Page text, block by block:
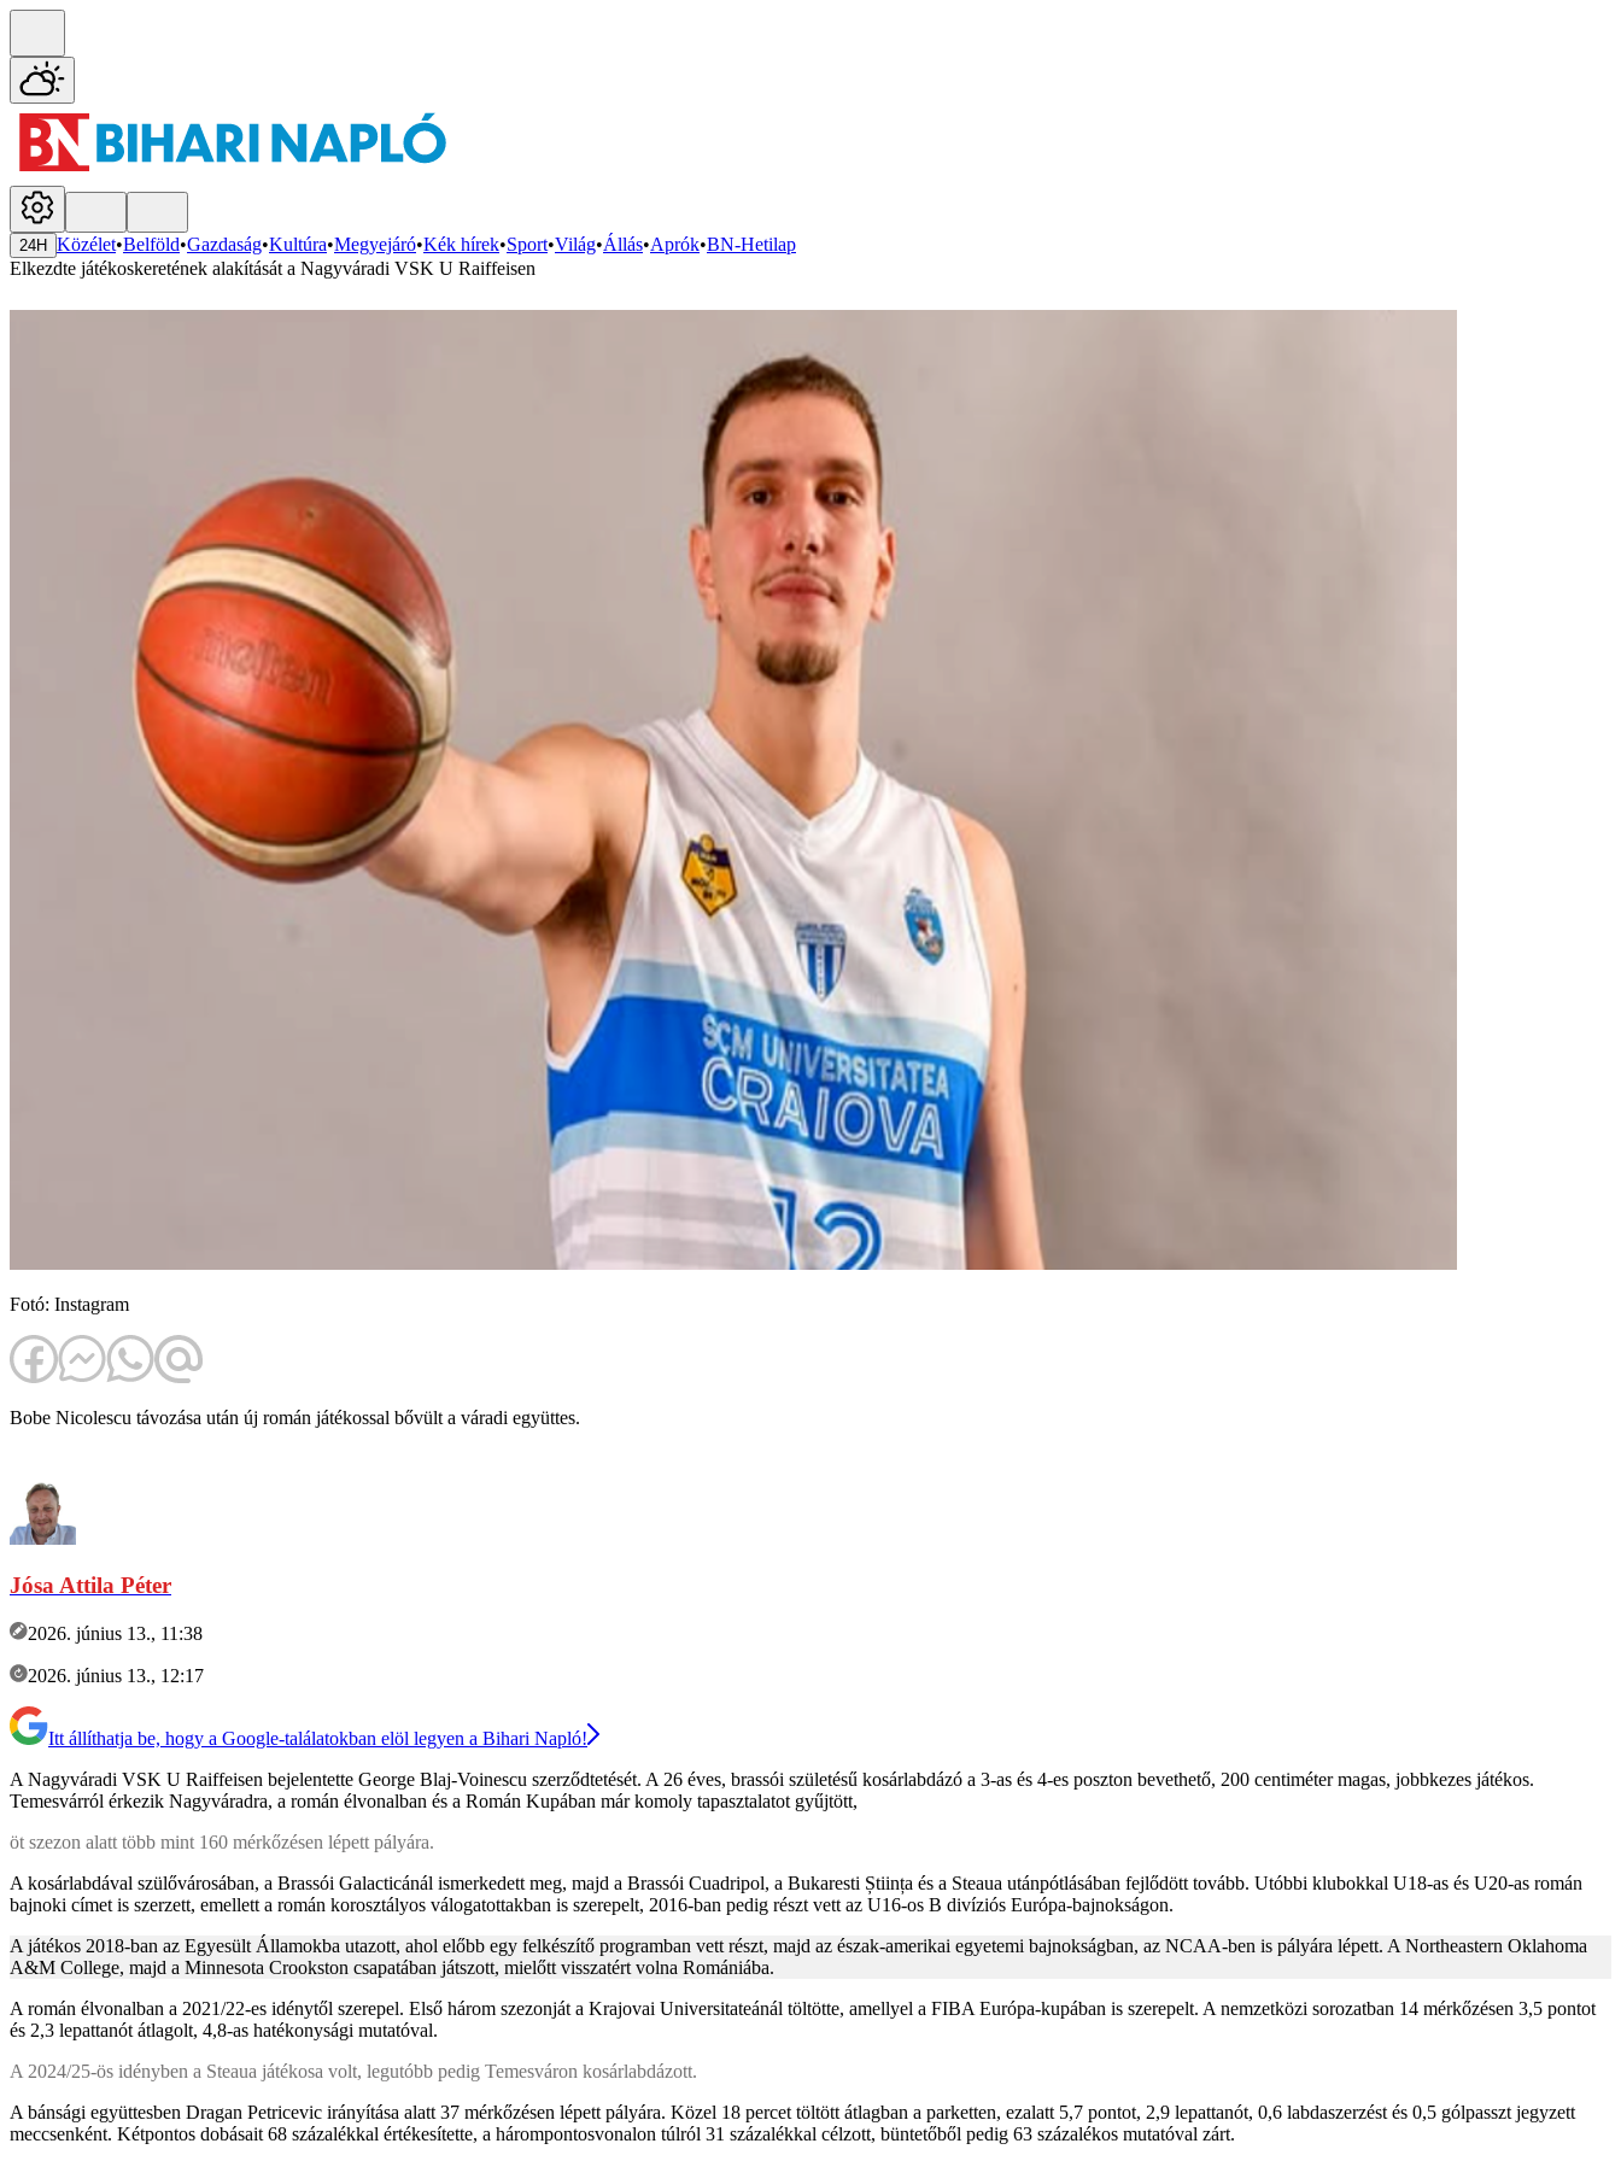
24H Közélet•Belföld•Gazdaság•Kultúra•Megyejáró•Kék hírek•Sport•Világ•Állás•Aprók•BN-Hetilap
Elkezdte játékoskeretének alakítását a Nagyváradi VSK U Raiffeisen
Fotó: Instagram
Bobe Nicolescu távozása után új román játékossal bővült a váradi együttes.
Jósa Attila Péter
2026. június 13., 11:38
2026. június 13., 12:17
Itt állíthatja be, hogy a Google-találatokban elöl legyen a Bihari Napló!
A Nagyváradi VSK U Raiffeisen bejelentette George Blaj-Voinescu szerződtetését. A 26 éves, brassói születésű kosárlabdázó a 3-as és 4-es poszton bevethető, 200 centiméter magas, jobbkezes játékos.
Temesvárról érkezik Nagyváradra, a román élvonalban és a Román Kupában már komoly tapasztalatot gyűjtött,
öt szezon alatt több mint 160 mérkőzésen lépett pályára.
A kosárlabdával szülővárosában, a Brassói Galacticánál ismerkedett meg, majd a Brassói Cuadripol, a Bukaresti Știința és a Steaua utánpótlásában fejlődött tovább. Utóbbi klubokkal U18-as és U20-as román
bajnoki címet is szerzett, emellett a román korosztályos válogatottakban is szerepelt, 2016-ban pedig részt vett az U16-os B divíziós Európa-bajnokságon.
A játékos 2018-ban az Egyesült Államokba utazott, ahol előbb egy felkészítő programban vett részt, majd az észak-amerikai egyetemi bajnokságban, az NCAA-ben is pályára lépett. A Northeastern Oklahoma
A&M College, majd a Minnesota Crookston csapatában játszott, mielőtt visszatért volna Romániába.
A román élvonalban a 2021/22-es idénytől szerepel. Első három szezonját a Krajovai Universitateánál töltötte, amellyel a FIBA Európa-kupában is szerepelt. A nemzetközi sorozatban 14 mérkőzésen 3,5 pontot
és 2,3 lepattanót átlagolt, 4,8-as hatékonysági mutatóval.
A 2024/25-ös idényben a Steaua játékosa volt, legutóbb pedig Temesváron kosárlabdázott.
A bánsági együttesben Dragan Petricevic irányítása alatt 37 mérkőzésen lépett pályára. Közel 18 percet töltött átlagban a parketten, ezalatt 5,7 pontot, 2,9 lepattanót, 0,6 labdaszerzést és 0,5 gólpasszt jegyzett
meccsenként. Kétpontos dobásait 68 százalékkal értékesítette, a hárompontosvonalon túlról 31 százalékkal célzott, büntetőből pedig 63 százalékos mutatóval zárt.